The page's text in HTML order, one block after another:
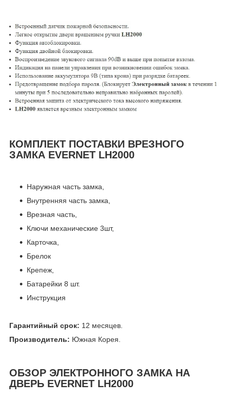
КОМПЛЕКТ ПОСТАВКИ ВРЕЗНОГО
ЗАМКА EVERNET LH2000
Наружная часть замка,
Внутренняя часть замка,
Врезная часть,
Ключи механические 3шт,
Карточка,
Брелок
Крепеж,
Батарейки 8 шт.
Инструкция
Гарантийный срок: 12 месяцев.
Производитель: Южная Корея.
ОБЗОР ЭЛЕКТРОННОГО ЗАМКА НА
ДВЕРЬ EVERNET LH2000